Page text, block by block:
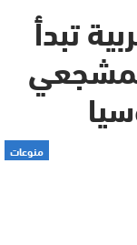
تبدأ
لمشجعي
منوعات